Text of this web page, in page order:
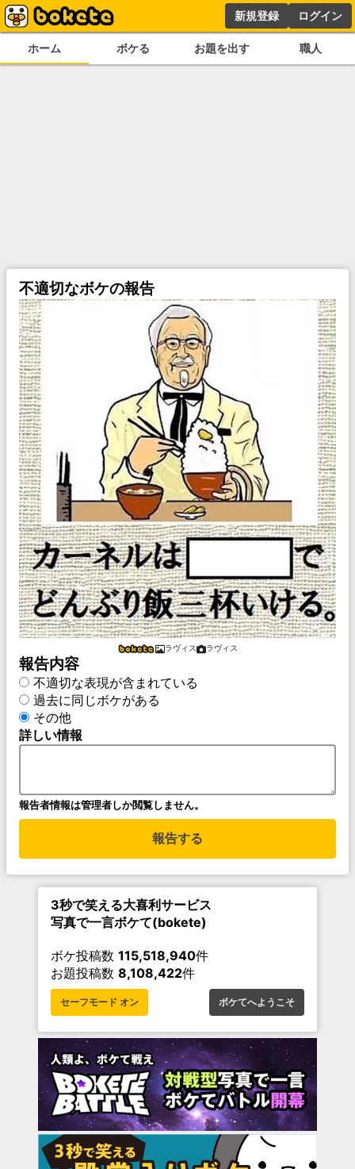
新規登録 ログイン
ホーム ボケる お題を出す 職人
不適切なボケの報告
ラヴィス ラヴィス
報告内容
不適切な表現が含まれている
過去に同じボケがある
その他
詳しい情報
報告者情報は管理者しか閲覧しません。
報告する
3秒で笑える大喜利サービス
写真で一言ボケて(bokete)
ボケ投稿数 115,518,940件
お題投稿数 8,108,422件
セーフモード オン ボケてへようこそ